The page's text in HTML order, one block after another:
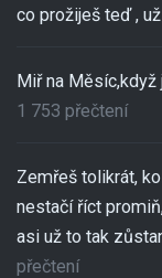
co prožiješ teď ,
Miř na
1 753 přečtení
Zemřeš tolikrát,
nestačí říct
asi už to tak
přečtení